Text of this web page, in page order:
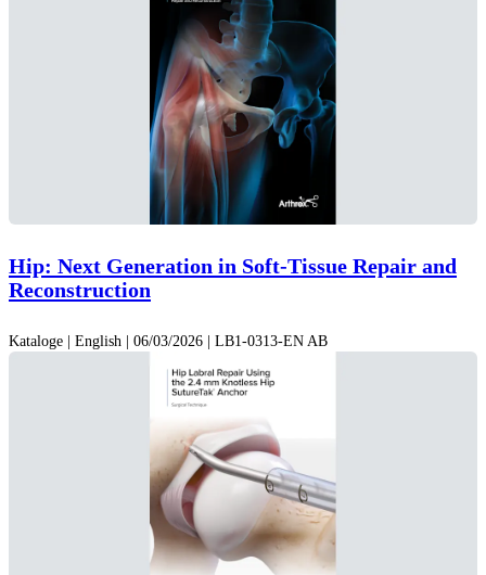
Hip: Next Generation in Soft-Tissue Repair and
Reconstruction
Kataloge | English | 06/03/2026 | LB1-0313-EN AB